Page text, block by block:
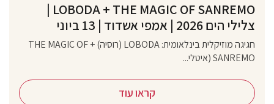
‏LOBODA + THE MAGIC OF SANREMO |
צלילי הים 2026 | אמפי אשדוד | 13 ביוני
חגיגה מוזיקלית בינלאומית: LOBODA (רוסיה) + THE MAGIC OF
SANREMO (איטלי...
קראו עוד